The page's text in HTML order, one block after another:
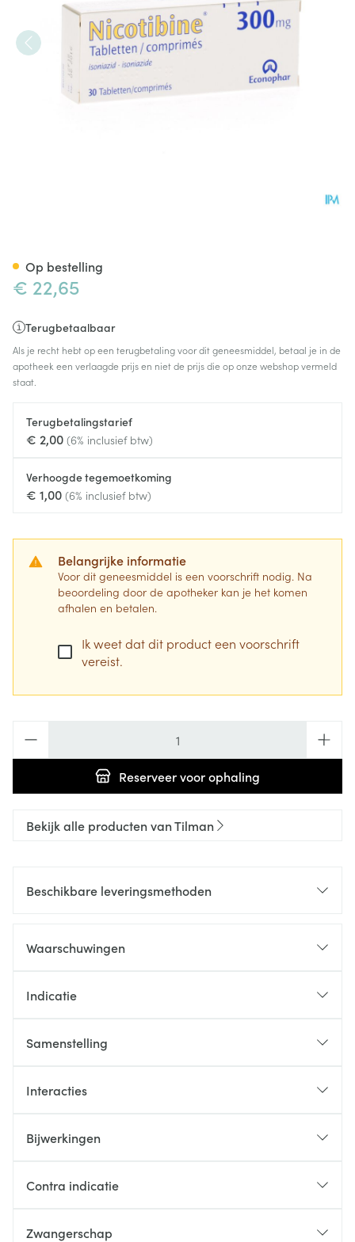
€ 22,65
Terugbetaalbaar
Als je recht hebt op een terugbetaling voor dit geneesmiddel, betaal je in de
apotheek een verlaagde prijs en niet de prijs die op onze webshop vermeld
staat.
Terugbetalingstarief
€ 2,00 (6% inclusief btw)
Verhoogde tegemoetkoming
€ 1,00 (6% inclusief btw)
Belangrijke informatie
Voor dit geneesmiddel is een voorschrift nodig. Na
beoordeling door de apotheker kan je het komen
afhalen en betalen.
Ik weet dat dit product een voorschrift
vereist.
Reserveervoor ophaling
Op bestelling
Bekijk alle producten van Tilman
Beschikbare leveringsmethoden
Waarschuwingen
Indicatie
Samenstelling
Interacties
Bijwerkingen
Contra indicatie
Zwangerschap